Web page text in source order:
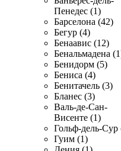
Пенедес (1)
Барселона (42)
Бегур (4)
Бенаавис (12)
Бенальмадена
Бенидорм (5)
Бениса (4)
Бенитачель (3)
Бланес (3)
Валь-де-Сан-
Висенте (1)
Гольф-дель-Сур
Гуим (1)